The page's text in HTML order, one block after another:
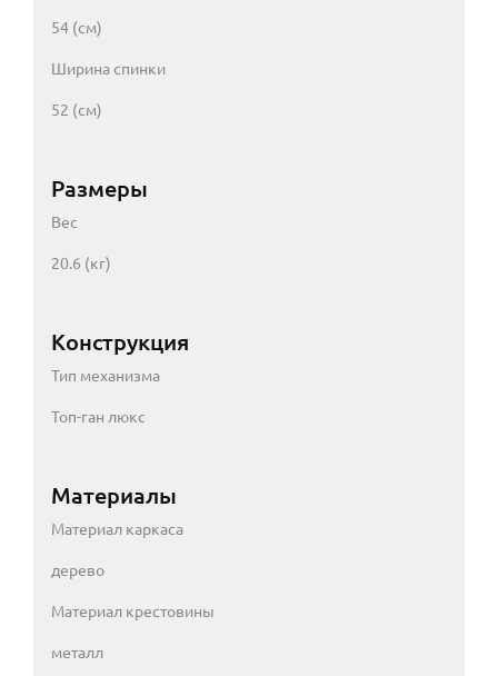
54 (см)
Ширина спинки
52 (см)
Размеры
Вес
20.6 (кг)
Конструкция
Тип механизма
Топ-ган люкс
Материалы
Материал каркаса
дерево
Материал крестовины
металл